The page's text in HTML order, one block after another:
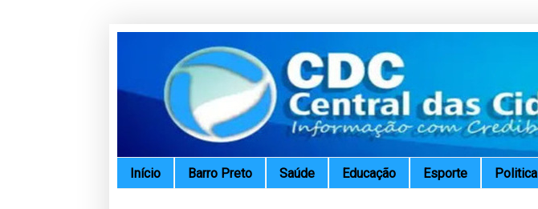
Início Barro Preto Saúde Educação Esporte Politica